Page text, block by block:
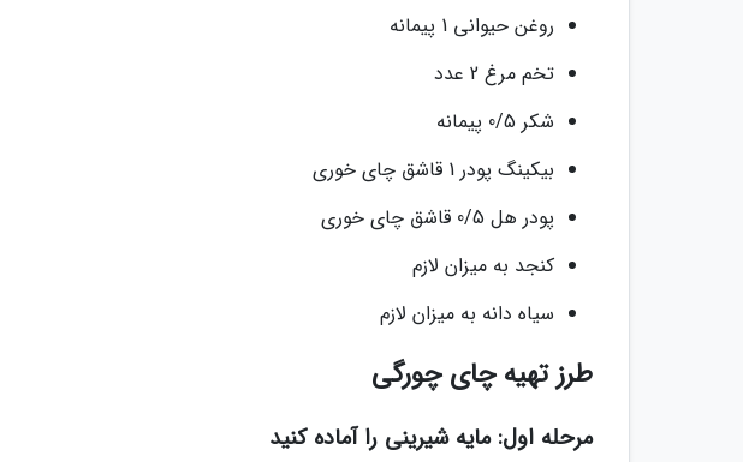
روغن حیوانی 1 پیمانه
تخم مرغ 2 عدد
شکر 0/5 پیمانه
بیکینگ پودر 1 قاشق چای خوری
پودر هل 0/5 قاشق چای خوری
کنجد به میزان لازم
سیاه دانه به میزان لازم
طرز تهیه چای چورگی
مرحله اول: مایه شیرینی را آماده کنید